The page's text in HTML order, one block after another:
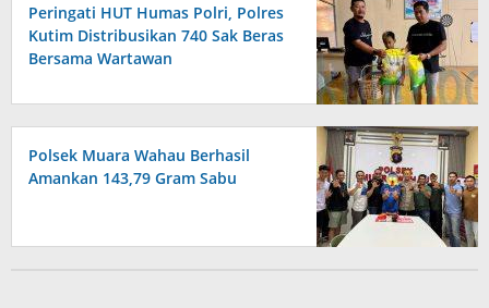
Peringati HUT Humas Polri, Polres
Kutim Distribusikan 740 Sak Beras
Bersama Wartawan
Polsek Muara Wahau Berhasil
Amankan 143,79 Gram Sabu